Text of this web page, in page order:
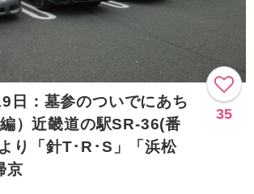
日：墓参のついでにあち
）近畿道の駅SR-36(番
り「針T･R･S」「浜松
京
35